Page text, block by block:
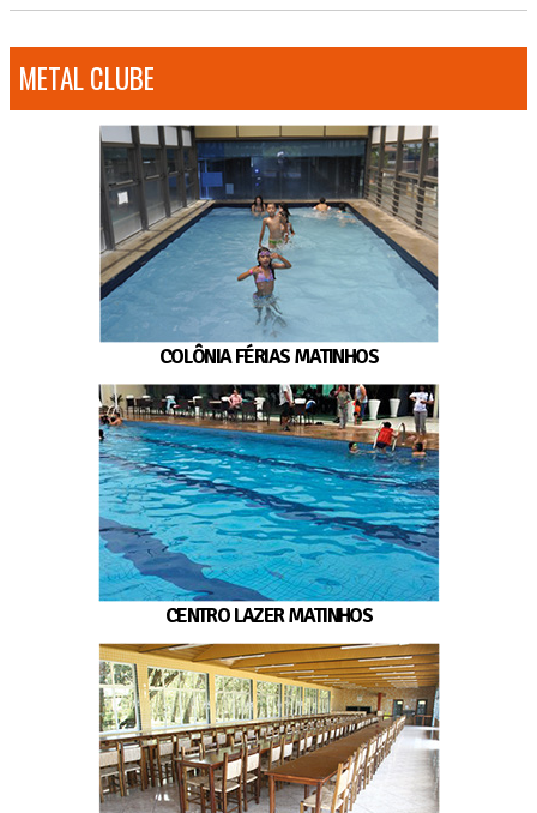
METAL CLUBE
COLÔNIA FÉRIAS MATINHOS
CENTRO LAZER MATINHOS